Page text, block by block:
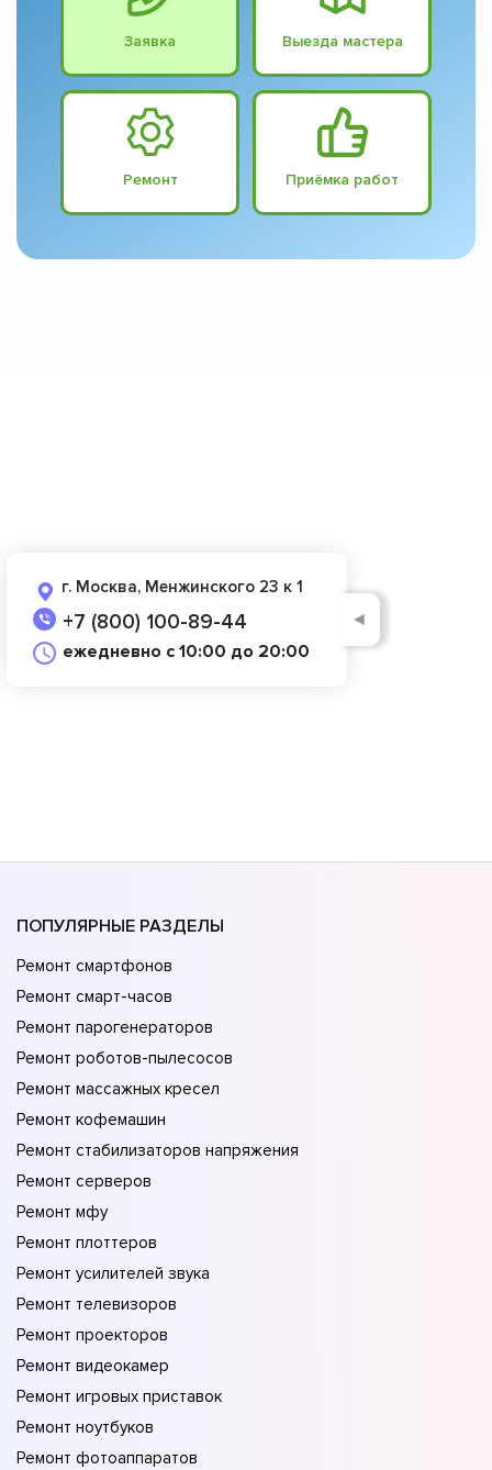
Заявка Выезда мастера
Ремонт Приёмка работ
г. Москва, Менжинского 23 к 1
+7 (800) 100-89-44
ежедневно с 10:00 до 20:00
◄
ПОПУЛЯРНЫЕ РАЗДЕЛЫ
Ремонт смартфонов
Ремонт смарт-часов
Ремонт парогенераторов
Ремонт роботов-пылесосов
Ремонт массажных кресел
Ремонт кофемашин
Ремонт стабилизаторов напряжения
Ремонт серверов
Ремонт мфу
Ремонт плоттеров
Ремонт усилителей звука
Ремонт телевизоров
Ремонт проекторов
Ремонт видеокамер
Ремонт игровых приставок
Ремонт ноутбуков
Ремонт фотоаппаратов